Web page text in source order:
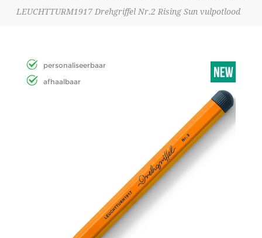
LEUCHTTURM1917 Drehgriffel Nr.2 Rising Sun vulpotlood
personaliseerbaar
afhaalbaar